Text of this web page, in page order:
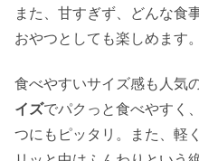
また、甘すぎず、どんな食
おやつとしても楽しめます。
食べやすいサイズ感も人気
イズでパクっと食べやすく
つにもピッタリ。また、軽